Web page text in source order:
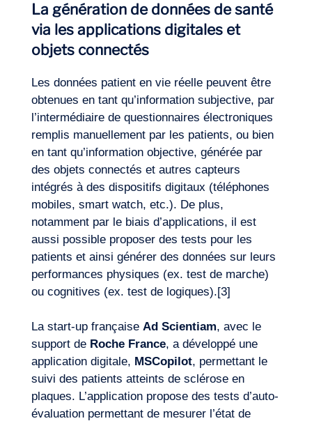
Notre aventure
La génération de données de santé
via les applications digitales et
objets connectés
Les données patient en vie réelle peuvent être
obtenues en tant qu’information subjective, par
l’intermédiaire de questionnaires électroniques
remplis manuellement par les patients, ou bien
en tant qu’information objective, générée par
des objets connectés et autres capteurs
intégrés à des dispositifs digitaux (téléphones
mobiles, smart watch, etc.). De plus,
notamment par le biais d’applications, il est
aussi possible proposer des tests pour les
patients et ainsi générer des données sur leurs
performances physiques (ex. test de marche)
ou cognitives (ex. test de logiques).[3]
La start-up française Ad Scientiam, avec le
support de Roche France, a développé une
application digitale, MSCopilot, permettant le
suivi des patients atteints de sclérose en
plaques. L’application propose des tests d’auto-
évaluation permettant de mesurer l’état de